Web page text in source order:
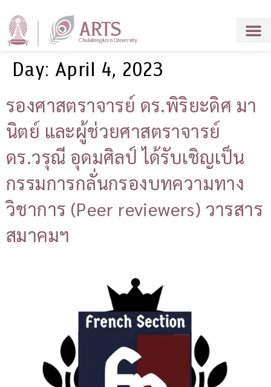
Day: April 4, 2023
รองศาสตราจารย์ ดร.พิริยะดิศ มา
นิตย์ และผู้ช่วยศาสตราจารย์
ดร.วรุณี อุดมศิลป์ ได้รับเชิญเป็น
กรรมการกลั่นกรองบทความทาง
วิชาการ (Peer reviewers) วารสาร
สมาคมฯ